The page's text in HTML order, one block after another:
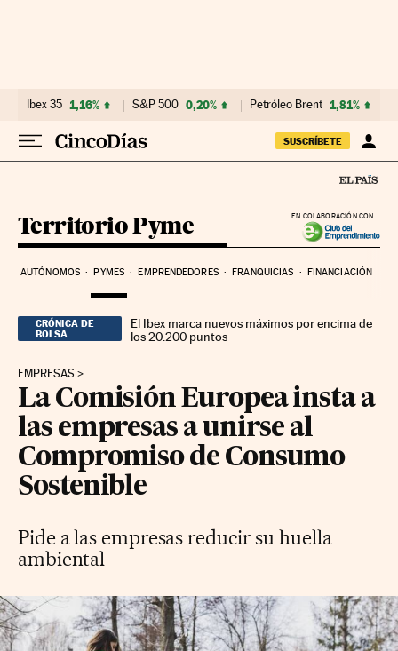
Ibex 35 1,16% S&P 500 0,20% Petróleo Brent 1,81%
SUSCRÍBETE
EN COLABORACIÓN CON
Territorio Pyme
AUTÓNOMOS PYMES EMPRENDEDORES FRANQUICIAS FINANCIACIÓN
CRÓNICA DE
BOLSA
El Ibex marca nuevos máximos por encima de
los 20.200 puntos
EMPRESAS
La Comisión Europea insta a
las empresas a unirse al
Compromiso de Consumo
Sostenible
Pide a las empresas reducir su huella
ambiental